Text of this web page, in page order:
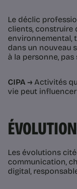
Le déclic
clients, construire
environnemental,
dans un nouveau
à la personne, pas
CIPA → Activités
vie peut
Les évolutions
communication,
digital,